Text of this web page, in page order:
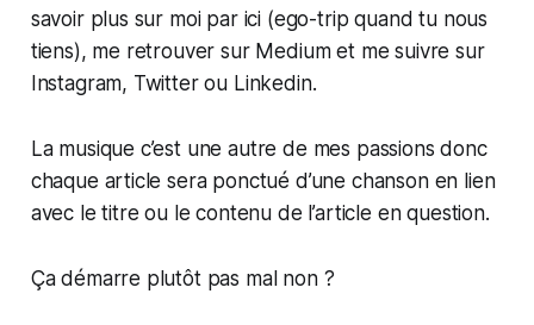
savoir plus sur moi par ici (ego-trip quand tu nous
tiens), me retrouver sur Medium et me suivre sur
Instagram, Twitter ou Linkedin.
La musique c’est une autre de mes passions donc
chaque article sera ponctué d’une chanson en lien
avec le titre ou le contenu de l’article en question.
Ça démarre plutôt pas mal non ?